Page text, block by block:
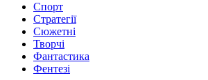
Спорт
Стратегії
Сюжетні
Творчі
Фантастика
Фентезі